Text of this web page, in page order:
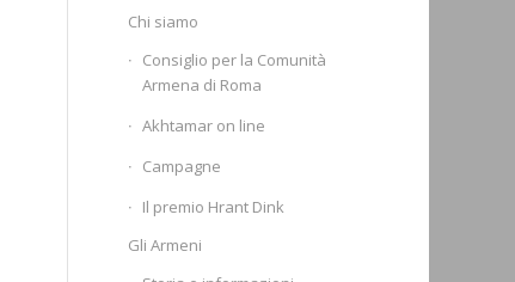
Chi siamo
Consiglio per la Comunità
Armena di Roma
Akhtamar on line
Campagne
Il premio Hrant Dink
Gli Armeni